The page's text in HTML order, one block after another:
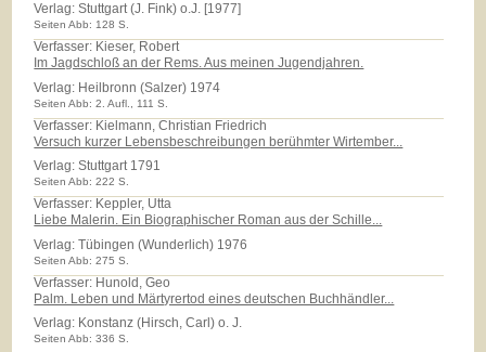
Verlag:Stuttgart (J. Fink) o.J. [1977]
Seiten Abb: 128 S.
Verfasser: Kieser, Robert
Im Jagdschloß an der Rems. Aus meinen Jugendjahren.
Verlag: Heilbronn (Salzer) 1974
Seiten Abb: 2. Aufl., 111 S.
Verfasser: Kielmann, Christian Friedrich
Versuch kurzer Lebensbeschreibungen berühmter Wirtember...
Verlag:Stuttgart 1791
Seiten Abb: 222 S.
Verfasser: Keppler, Utta
Liebe Malerin. Ein Biographischer Roman aus der Schille...
Verlag:Tübingen (Wunderlich) 1976
Seiten Abb: 275 S.
Verfasser: Hunold, Geo
Palm. Leben und Märtyrertod eines deutschen Buchhändler...
Verlag: Konstanz (Hirsch, Carl) o. J.
Seiten Abb: 336 S.